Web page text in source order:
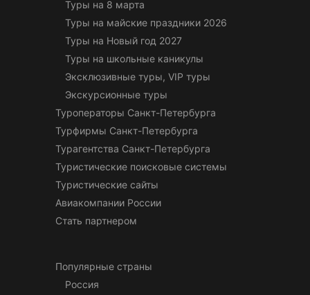
Туры на 8 марта
Туры на майские праздники 2026
Туры на Новый год 2027
Туры на школьные каникулы
Эксклюзивные туры, VIP туры
Экскурсионные туры
Туроператоры Санкт-Петербурга
Турфирмы Санкт-Петербурга
Турагентства Санкт-Петербурга
Туристические поисковые системы
Туристические сайты
Авиакомпании России
Стать партнером
Популярные страны
Россия